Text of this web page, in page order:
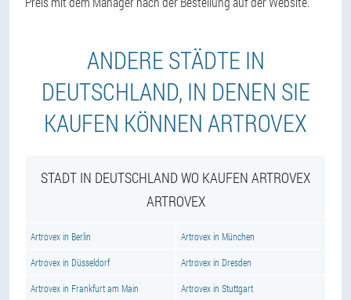
ANDERE STÄDTE IN
DEUTSCHLAND, IN DENEN SIE
KAUFEN KÖNNEN ARTROVEX
STADT IN DEUTSCHLAND WO KAUFEN ARTROVEX
ARTROVEX
Artrovex in Berlin Artrovex in München
Artrovex in Düsseldorf Artrovex in Dresden
Artrovex in Frankfurt am Main Artrovex in Stuttgart